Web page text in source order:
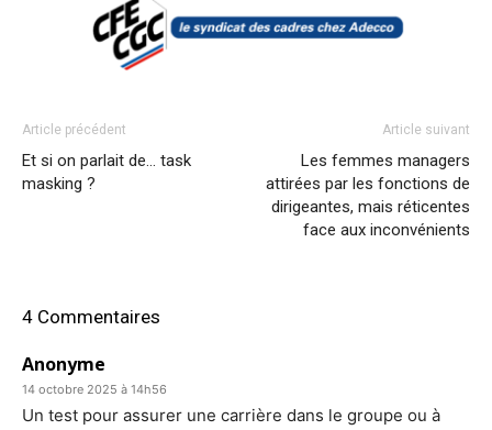
Article précédent
Et si on parlait de… task
masking ?
Article suivant
Les femmes managers
attirées par les fonctions de
dirigeantes, mais réticentes
face aux inconvénients
4 Commentaires
Anonyme
14 octobre 2025 à 14h56
Un test pour assurer une carrière dans le groupe ou à